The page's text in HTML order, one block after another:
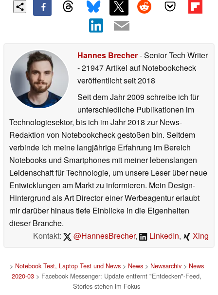
Hannes Brecher- Senior Tech Writer
- 21947 Artikel auf Notebookcheck
veröffentlichtseit 2018
Seit dem Jahr 2009 schreibe ich für
unterschiedliche Publikationen im
Technologiesektor, bis ich im Jahr 2018 zur News-
Redaktion von Notebookcheck gestoßen bin. Seitdem
verbinde ich meine langjährige Erfahrung im Bereich
Notebooks und Smartphones mit meiner lebenslangen
Leidenschaft für Technologie, um unsere Leser über neue
Entwicklungen am Markt zu informieren. Mein Design-
Hintergrund als Art Director einer Werbeagentur erlaubt
mir darüber hinaus tiefe Einblicke in die Eigenheiten
dieser Branche.
Kontakt:
@HannesBrecher, LinkedIn, Xing
> Notebook Test, Laptop Test und News> News> Newsarchiv> News
2020-03 > Facebook Messenger: Update entfernt "Entdecken"-Feed,
Stories stehen im Fokus